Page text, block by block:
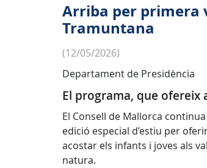
Arriba per primera
Tramuntana
(12/05/2026)
Departament de Presidència
El programa, que ofereix
El Consell de Mallorca
edició especial d’estiu per
acostar els infants i joves als
natura.